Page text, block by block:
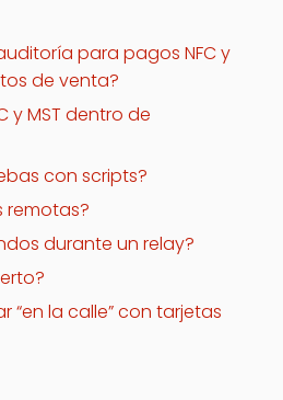
para pagos NFC y
de venta?
y MST dentro de
con scripts?
remotas?
durante un relay?
“en la calle” con tarjetas